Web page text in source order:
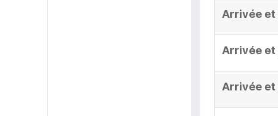
Arrivée et
Arrivée et
Arrivée et